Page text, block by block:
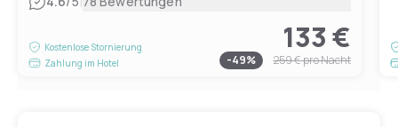
Kostenlose Stornierung
Zahlung im Hotel
133 €
-49% 259 €pro Nacht